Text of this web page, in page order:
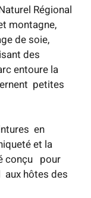
Régional
montagne,
de soie,
des
entoure la
petites
en
et la
conçu pour
hôtes des